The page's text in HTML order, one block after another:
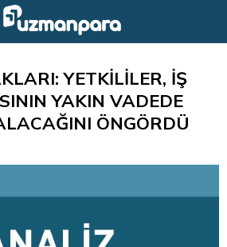
YETKİLİLER, İŞ
YAKIN VADEDE
ÖNGÖRDÜ